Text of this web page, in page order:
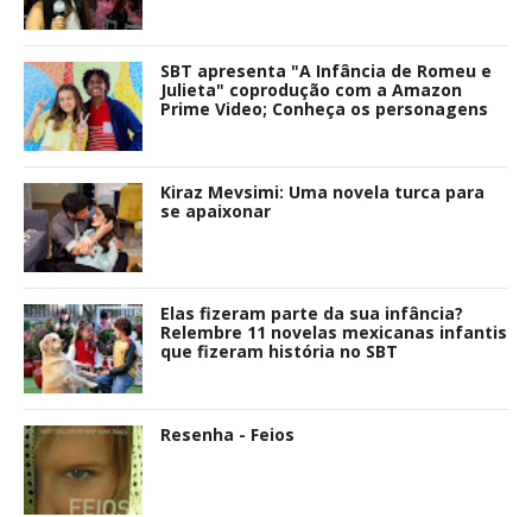
SBT apresenta "A Infância de Romeu e
Julieta" coprodução com a Amazon
Prime Video; Conheça os personagens
Kiraz Mevsimi: Uma novela turca para
se apaixonar
Elas fizeram parte da sua infância?
Relembre 11 novelas mexicanas infantis
que fizeram história no SBT
Resenha - Feios